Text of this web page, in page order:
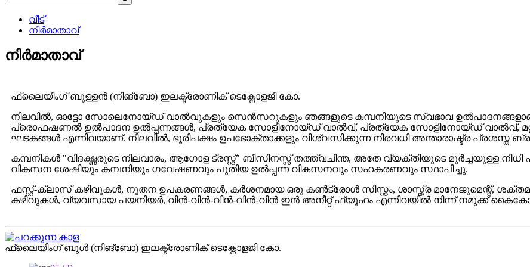
വീട്
നിർമാതാവ്
നിർമാതാവ്
ഫ്ലൈയിംഗ് ബുള്ളൻ (നിങ്ബോ) ഇലക്ട്രോണിക് ടെക്നോളജി കോ.
നിലവിൽ, ഓട്ടോ സോലെനോയ്ഡ് വാൽവുകളും സെൻസറുകളും ഞങ്ങളുടെ കമ്പനിയുടെ സ്വഭാവ
പ്രൊഫഷണൽ ഉൽപാദന ഉൽപ്പന്നങ്ങൾ, പ്രത്യേക സോളിനോയ്ഡ് വാൽവ്, പ്രത്യേക സോളിനോയ്ഡ് വാൽവ്, മറ്റ്
ഘടകങ്ങൾ എന്നിവയാണ്. നിലവിൽ, ഭൂരിപക്ഷം ഉപഭോക്താക്കളും വിശ്വസിക്കുന്ന നിരവധി അന്താരാഷ്ട്ര
കമ്പനികൾ "വിദഗ്ദ്ധരുടെ നിലവാരം, ആഗോള ട്രസ്റ്റ്" ബിസിനസ്സ് തത്ത്വചിന്ത, അതേ വ്യക്തിയുടെ മൂർച്ചയുള്ള
വികസന ശേഷിയും കമ്പനിയും ഗവേഷണവും പുതിയ ഉൽപ്പന്ന വികസനവും സഹകരണവും സ്ഥാപിച്ചു.
ഫസ്റ്റ്-ക്ലാസ് കഴിവുകൾ, നൂതന ഉപകരണങ്ങൾ, കർശനമായ ഒരു കൺട്രോൾ സിസ്റ്റം, ശാസ്ത്ര മാനേജുമെന്റ്,
കഴിവുകൾ, വ്യവസായ പയനിയർ, വിൻ-വിൻ-വിൻ-വിൻ-വിൻ ഇൻ അനീറ്റ് ഫ്യൂഹം എന്നിവയിൽ നിന്ന് നമുക്ക്
ഫ്ലൈയിംഗ് ബുൾ (നിങ്ബോ) ഇലക്ട്രോണിക് ടെക്നോളജി കോ.